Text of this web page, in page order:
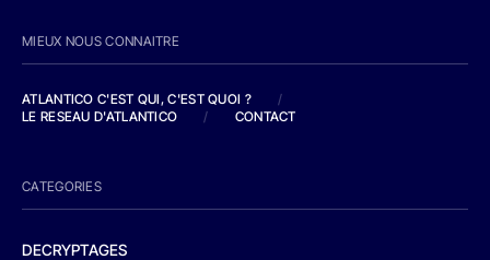
MIEUX NOUS CONNAITRE
ATLANTICO C'EST QUI, C'EST QUOI ?
/
LE RESEAU D'ATLANTICO
/ CONTACT
CATEGORIES
DECRYPTAGES